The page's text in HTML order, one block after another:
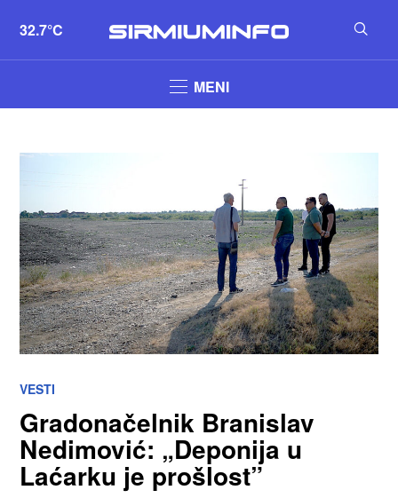
32.7°C
MENI
VESTI
Gradonačelnik Branislav
Nedimović: „Deponija u
Laćarku je prošlost”